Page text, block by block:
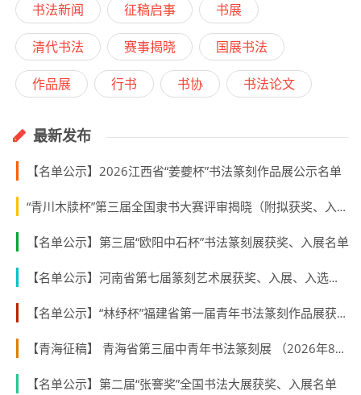
书法新闻 征稿启事 书展
清代书法 赛事揭晓 国展书法
作品展 行书 书协 书法论文
最新发布
【名单公示】2026江西省“姜夔杯”书法篆刻作品展公示名单
“青川木牍杯”第三届全国隶书大赛评审揭晓（附拟获奖、入展作者名单）
【名单公示】第三届“欧阳中石杯”书法篆刻展获奖、入展名单
【名单公示】河南省第七届篆刻艺术展获奖、入展、入选名单公示
【名单公示】“林纾杯”福建省第一届青年书法篆刻作品展获奖、入展、入围名单
【青海征稿】 青海省第三届中青年书法篆刻展 （2026年8月31日截稿）
【名单公示】第二届“张謇奖”全国书法大展获奖、入展名单